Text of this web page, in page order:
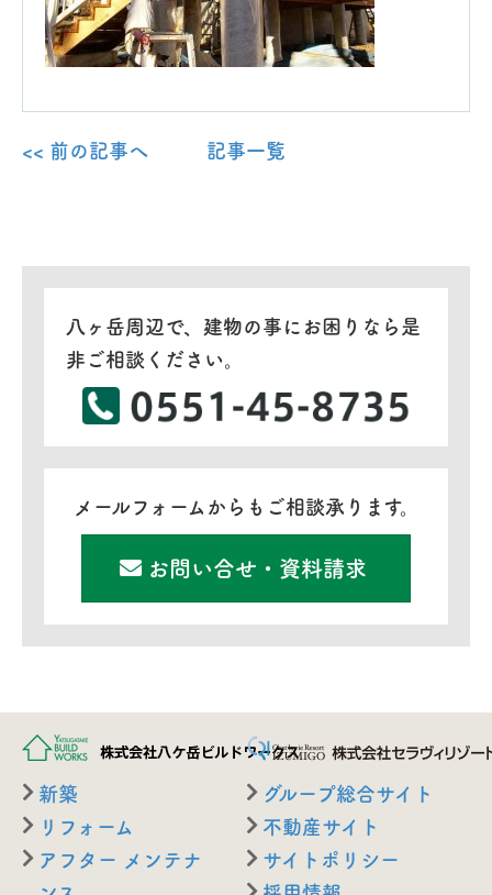
<< 前の記事へ 記事一覧
八ヶ岳周辺で、建物の事にお困りなら是
非ご相談ください。
メールフォームからもご相談承ります。
お問い合せ・資料請求
新築
リフォーム
アフター メンテナ
グループ総合サイト
不動産サイト
サイトポリシー